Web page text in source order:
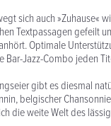
sich auch »Zuhause«
Textpassagen gefeilt
Optimale
Bar-Jazz-Combo jeden
gibt es diesmal
belgischer
die weite Welt des